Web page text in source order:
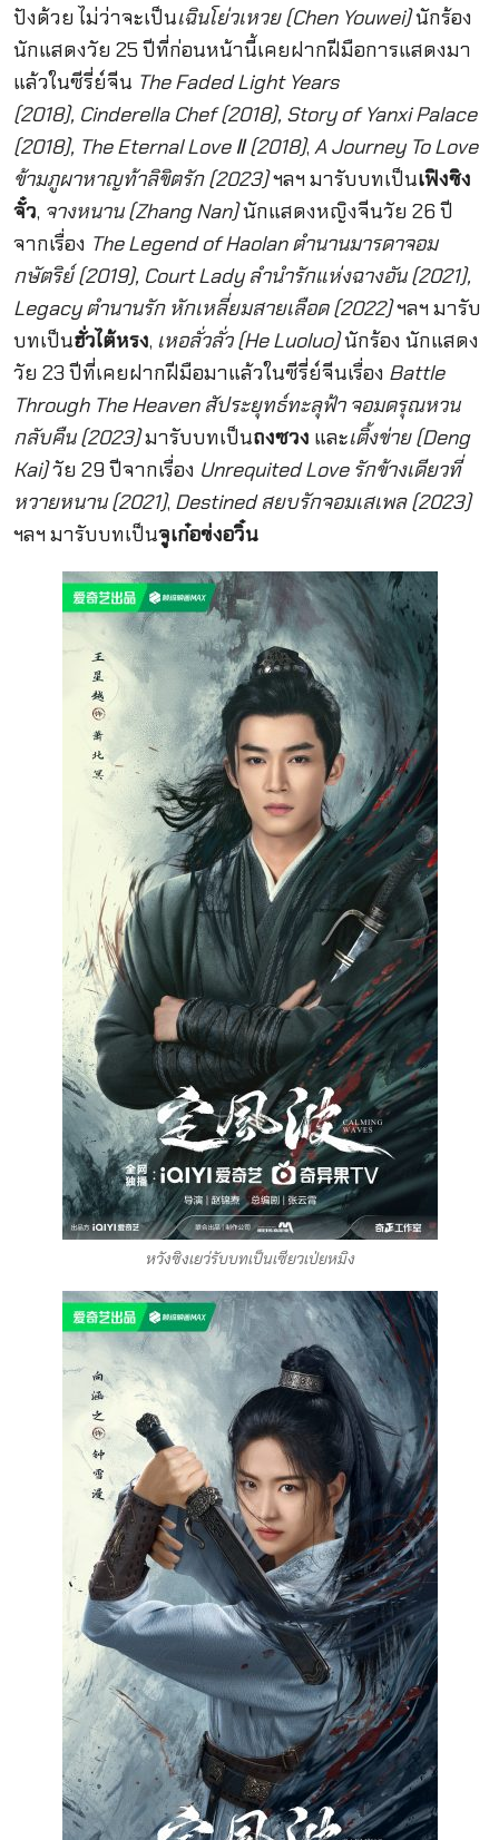
ปังด้วย ไม่ว่าจะเป็นเฉินโย่วเหวย (Chen Youwei)นักร้อง
นักแสดงวัย 25 ปีที่ก่อนหน้านี้เคยฝากฝีมือการแสดงมา
แล้วในซีรี่ย์จีน The Faded Light Years
(2018), Cinderella Chef (2018), Story of Yanxi Palace
(2018), The Eternal Love Ⅱ (2018), A Journey To Love
ข้ามภูผาหาญท้าลิขิตรัก (2023)ฯลฯ มารับบทเป็นเฟิงชิง
จั๋ว, จางหนาน (Zhang Nan)นักแสดงหญิงจีนวัย 26 ปี
จากเรื่อง The Legend of Haolan ตำนานมารดาจอม
กษัตริย์ (2019), Court Lady ลำนำรักแห่งฉางอัน (2021),
Legacy ตำนานรัก หักเหลี่ยมสายเลือด (2022)ฯลฯ มารับ
บทเป็นฮั่วไต้หรง, เหอลั่วลั่ว (He Luoluo)นักร้อง นักแสดง
วัย 23 ปีที่เคยฝากฝีมือมาแล้วในซีรี่ย์จีนเรื่อง Battle
Through The Heaven สัประยุทธ์ทะลุฟ้า จอมดรุณหวน
กลับคืน (2023)มารับบทเป็นถงซวง และเติ้งข่าย (Deng
Kai)วัย 29 ปีจากเรื่อง Unrequited Love รักข้างเดียวที่
หวายหนาน (2021), Destined สยบรักจอมเสเพล (2023)
ฯลฯ มารับบทเป็นจูเก๋อข่งอวิ๋น
หวังซิงเยว่รับบทเป็นเซียวเป่ยหมิง